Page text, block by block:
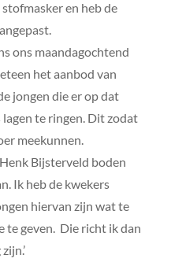
en heb de
ons maandagochtend
het aanbod van
jongen die er op dat
te ringen. Dit zodat
meekunnen.
Bijsterveld boden
Ik heb de kwekers
hiervan zijn wat te
te geven. Die richt ik dan